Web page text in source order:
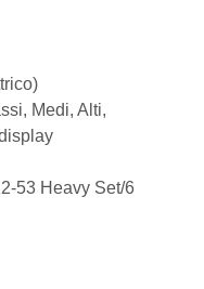
Medi, Alti,
53 Heavy Set/6